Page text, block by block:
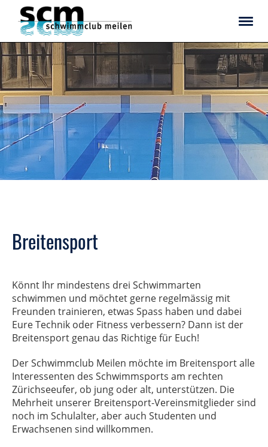
Breitensport
Könnt Ihr mindestens drei Schwimmarten
schwimmen und möchtet gerne regelmässig mit
Freunden trainieren, etwas Spass haben und dabei
Eure Technik oder Fitness verbessern? Dann ist der
Breitensport genau das Richtige für Euch!
Der Schwimmclub Meilen möchte im Breitensport alle
Interessenten des Schwimmsports am rechten
Zürichseeufer, ob jung oder alt, unterstützen. Die
Mehrheit unserer Breitensport-Vereinsmitglieder sind
noch im Schulalter, aber auch Studenten und
Erwachsenen sind willkommen.